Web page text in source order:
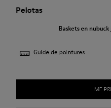
Pelotas
Baskets en
Guide de pointures
ME